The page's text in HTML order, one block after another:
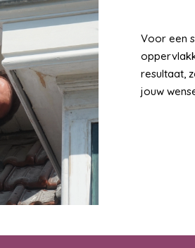
Voor een
resultaat,
jouw